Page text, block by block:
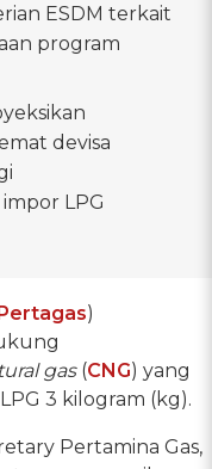
ESDM terkait
program
devisa
LPG
)
gas(CNG) yang
3 kilogram (kg).
Pertamina Gas,